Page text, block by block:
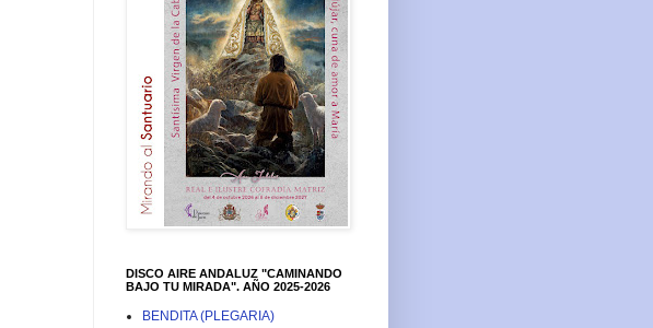
DISCO AIRE ANDALUZ "CAMINANDO
BAJO TU MIRADA". AÑO 2025-2026
BENDITA (PLEGARIA)